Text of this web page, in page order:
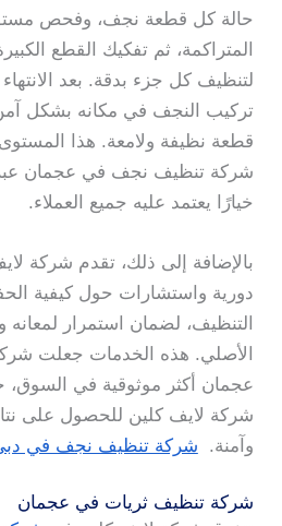
حالة كل قطعة نجف، وفحص مستوى
المتراكمة، ثم تفكيك القطع
لتنظيف كل جزء بدقة. بعد
تركيب النجف في مكانه بشكل
قطعة نظيفة ولامعة. هذا
شركة تنظيف نجف في عجمان
خيارًا يعتمد عليه جميع العملاء.
بالإضافة إلى ذلك، تقدم شركة
دورية واستشارات حول كيفية
التنظيف، لضمان استمرار لمعانه
الأصلي. هذه الخدمات جعلت
عجمان أكثر موثوقية في السوق،
شركة لايف كلين للحصول على
وآمنة. شركة تنظيف نجف في
شركة تنظيف ثريات في عجمان